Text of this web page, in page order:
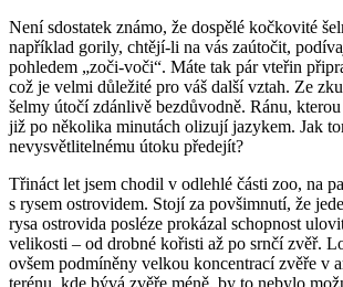
Není sdostatek známo, že dospělé kočkovité
například gorily, chtějí-li na vás zaútočit,
pohledem „zoči-voči“. Máte tak pár vteřin
což je velmi důležité pro váš další vztah. Ze
šelmy útočí zdánlivě bezdůvodně. Ránu,
již po několika minutách olizují jazykem. Jak
nevysvětlitelnému útoku předejít?
Třináct let jsem chodil v odlehlé části zoo, na
s rysem ostrovidem. Stojí za povšimnutí, že
rysa ostrovida posléze prokázal schopnost
velikosti – od drobné kořisti až po srnčí zvěř.
ovšem podmíněny velkou koncentrací zvěře v
terénu, kde bývá zvěře méně, by to nebylo